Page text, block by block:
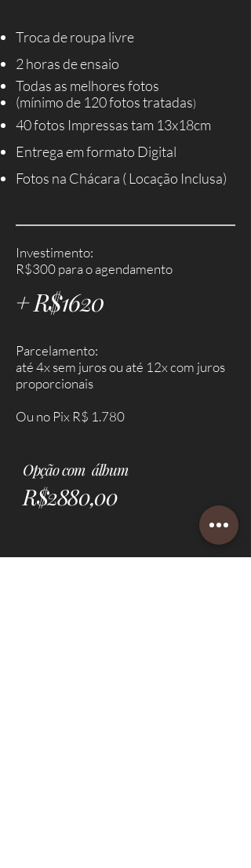
Troca de roupa livre
2 horas de ensaio
Todas as melhores fotos
(mínimo de 120 fotos tratadas)
40 fotos Impressas tam 13x18cm
Entrega em formato Digital
Fotos na Chácara ( Locação Inclusa)
Investimento:
R$300 para o agendamento
+ R$1620
Parcelamento:
até 4x sem juros ou até 12x com juros
proporcionais
Ou no Pix R$ 1.780
Opção com álbum
R$2880,00